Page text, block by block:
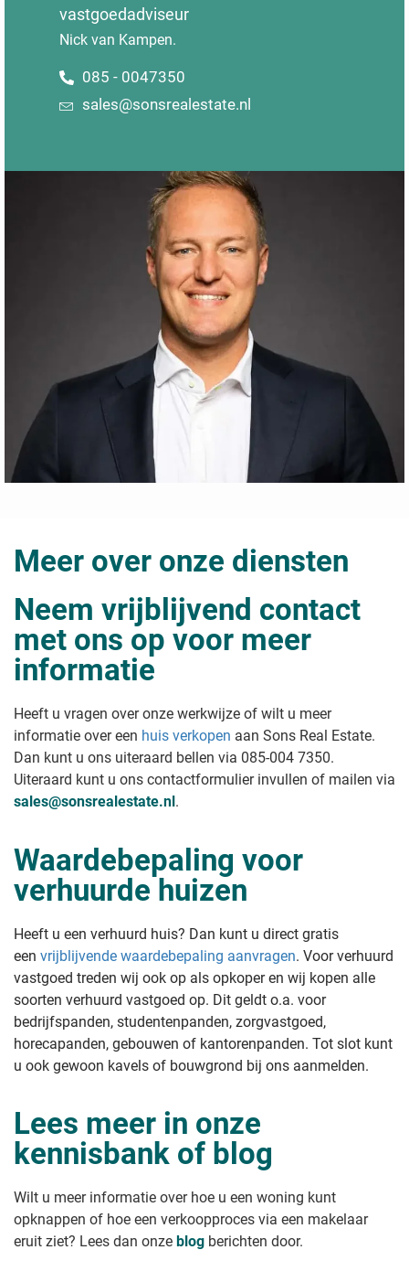
vastgoedadviseur
Nick van Kampen.
085 - 0047350
sales@sonsrealestate.nl
Meer over onze diensten
Neem vrijblijvend contact
met ons op voor meer
informatie
Heeft u vragen over onze werkwijze of wilt u meer
informatie over een huis verkopen aan Sons Real Estate.
Dan kunt u ons uiteraard bellen via 085-004 7350.
Uiteraard kunt u ons contactformulier invullen of mailen via
sales@sonsrealestate.nl .
Waardebepaling voor
verhuurde huizen
Heeft u een verhuurd huis? Dan kunt u direct gratis
een vrijblijvende waardebepaling aanvragen. Voor verhuurd
vastgoed treden wij ook op als opkoper en wij kopen alle
soorten verhuurd vastgoed op. Dit geldt o.a. voor
bedrijfspanden, studentenpanden, zorgvastgoed,
horecapanden, gebouwen of kantorenpanden. Tot slot kunt
u ook gewoon kavels of bouwgrond bij ons aanmelden.
Lees meer in onze
kennisbank of blog
Wilt u meer informatie over hoe u een woning kunt
opknappen of hoe een verkoopproces via een makelaar
eruit ziet? Lees dan onze blog berichten door.